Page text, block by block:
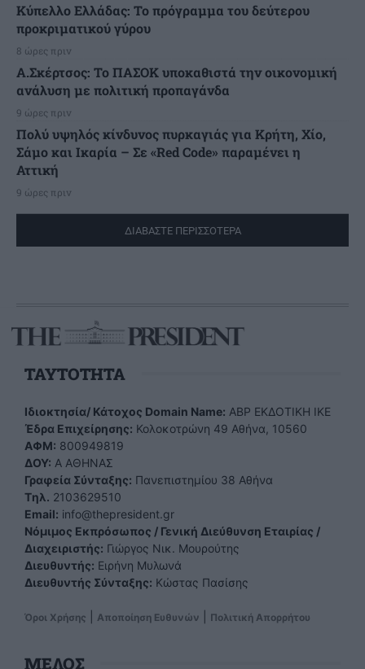
Κύπελλο Ελλάδας: Το πρόγραμμα του δεύτερου
προκριματικού γύρου
8 ώρες πριν
Α.Σκέρτσος: Το ΠΑΣΟΚ υποκαθιστά την οικονομική
ανάλυση με πολιτική προπαγάνδα
9 ώρες πριν
Πολύ υψηλός κίνδυνος πυρκαγιάς για Κρήτη, Χίο,
Σάμο και Ικαρία – Σε «Red Code» παραμένει η
Αττική
9 ώρες πριν
ΔΙΑΒΑΣΤΕ ΠΕΡΙΣΣΟΤΕΡΑ
TAYTOTHTA
Ιδιοκτησία/ Κάτοχος Domain Name: ΑBP ΕΚΔΟΤΙΚΗ ΙΚΕ
Έδρα Επιχείρησης: Κολοκοτρώνη 49 Αθήνα, 10560
ΑΦΜ: 800949819
ΔΟΥ: Α ΑΘΗΝΑΣ
Γραφεία Σύνταξης: Πανεπιστημίου 38 Αθήνα
Tηλ. 2103629510
Email: info@thepresident.gr
Νόμιμος Εκπρόσωπος / Γενική Διεύθυνση Εταιρίας /
Διαχειριστής: Γιώργος Νικ. Μουρούτης
Διευθυντής: Ειρήνη Μυλωνά
Διευθυντής Σύνταξης: Κώστας Πασίσης
Όροι Χρήσης Αποποίηση Ευθυνών Πολιτική Απορρήτου
ΜΕΛΟΣ